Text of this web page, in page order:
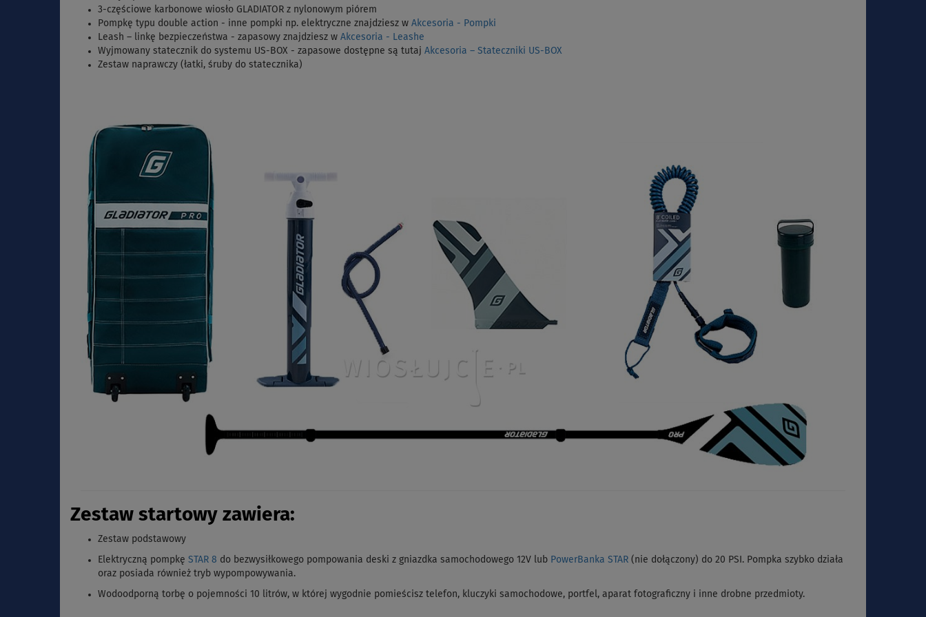
3-częściowe karbonowe wiosło GLADIATOR z nylonowym piórem
Pompkę typu double action - inne pompki np. elektryczne znajdziesz w Akcesoria - Pompki
Leash – linkę bezpieczeństwa - zapasowy znajdziesz w Akcesoria - Leashe
Wyjmowany statecznik do systemu US-BOX - zapasowe dostępne są tutaj Akcesoria – Stateczniki US-BOX
Zestaw naprawczy (łatki, śruby do statecznika)
Zestaw startowy zawiera:
Zestaw podstawowy
Elektryczną pompkę STAR 8 do bezwysiłkowego pompowania deski z gniazdka samochodowego 12V lub PowerBanka STAR (nie dołączony) do 20 PSI. Pompka szybko działa
oraz posiada również tryb wypompowywania.
Wodoodporną torbę o pojemności 10 litrów, w której wygodnie pomieścisz telefon, kluczyki samochodowe, portfel, aparat fotograficzny i inne drobne przedmioty.